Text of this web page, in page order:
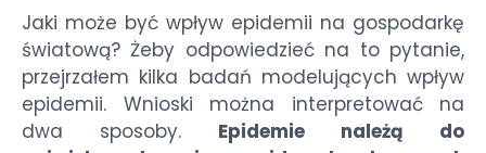
Jaki może być wpływ epidemii na gospodarkę
światową? Żeby odpowiedzieć na to pytanie,
przejrzałem kilka badań modelujących wpływ
epidemii. Wnioski można interpretować na
dwa sposoby. Epidemie należą do